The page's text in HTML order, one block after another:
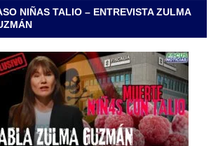
NIÑAS TALIO – ENTREVISTA ZULMA